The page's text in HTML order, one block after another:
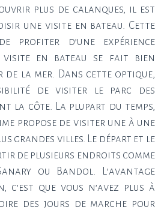
plus de calanques, il est
une visite en bateau. Cette
profiter d’une expérience
visite en bateau se fait bien
de la mer. Dans cette optique,
de visiter le parc des
la côte. La plupart du temps,
propose de visiter une à une
grandes villes. Le départ et le
de plusieurs endroits comme
ou Bandol. L’avantage
c’est que vous n’avez plus à
des jours de marche pour